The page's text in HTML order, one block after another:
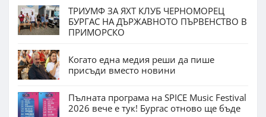
ТРИУМФ ЗА ЯХТ КЛУБ ЧЕРНОМОРЕЦ
БУРГАС НА ДЪРЖАВНОТО ПЪРВЕНСТВО В
ПРИМОРСКО
Когато една медия реши да пише
присъди вместо новини
Пълната програма на SPICE Music Festival
2026 вече е тук! Бургас отново ще бъде